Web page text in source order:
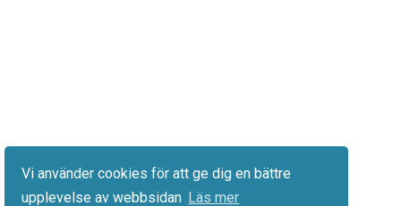
Vi använder cookies för att ge dig en bättre
upplevelse av webbsidan Läs mer